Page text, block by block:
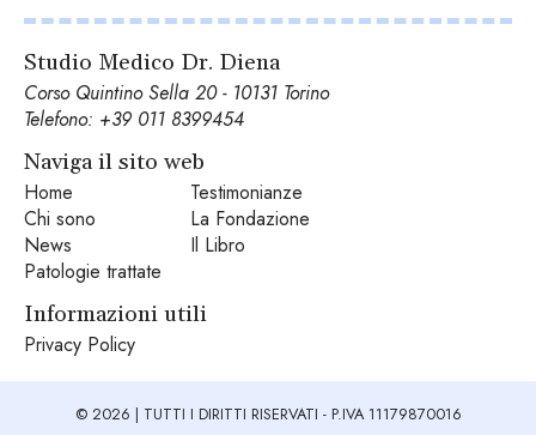
Studio Medico Dr. Diena
Corso Quintino Sella 20 - 10131 Torino
Telefono: +39 011 8399454
Naviga il sito web
Home
Chi sono
News
Patologie trattate
Testimonianze
La Fondazione
Il Libro
Informazioni utili
Privacy Policy
© 2026 | TUTTI I DIRITTI RISERVATI - P.IVA 11179870016